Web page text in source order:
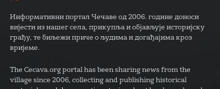
Информативни портал Чечаве од 2006. године доноси
вијести из нашег села, прикупља и објављује историјску
грађу, те биљежи приче о људима и догађајима кроз
вријеме.
The Cecava.org portal has been sharing news from the
village since 2006, collecting and publishing historical